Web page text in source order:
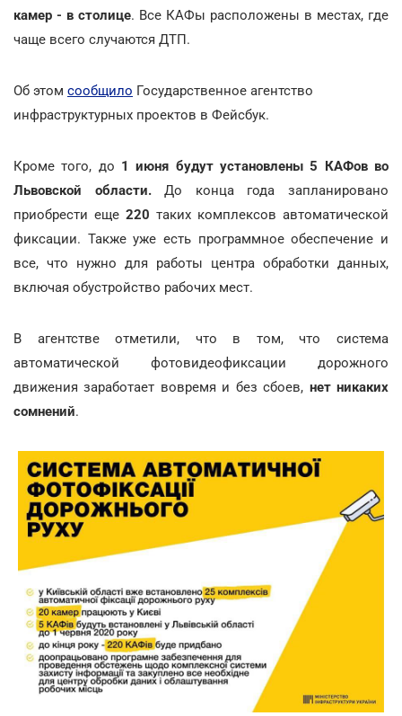
камер - в столице. Все КАФы расположены в местах, где
чаще всего случаются ДТП.
Об этом сообщило Государственное агентство
инфраструктурных проектов в Фейсбук.
Кроме того, до 1 июня будут установлены 5 КАФов во
Львовской области.До конца года запланировано
приобрести еще 220 таких комплексов автоматической
фиксации. Также уже есть программное обеспечение и
все, что нужно для работы центра обработки данных,
включая обустройство рабочих мест.
В агентстве отметили, что в том, что система
автоматической фотовидеофиксации дорожного
движения заработает вовремя и без сбоев, нет никаких
сомнений.